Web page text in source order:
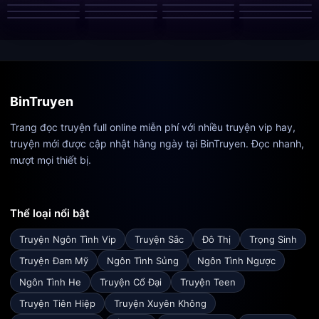
đứa này đến đứa khác, sinh con cho anh liên tục!"
"Dữu Dữu, chậm một chút, cẩn thận đau chân."
Ta
Anh Điên
Trai Của Bạn
Đêm Xuống
BinTruyen
Trang đọc truyện full online miễn phí với nhiều truyện vip hay,
truyện mới được cập nhật hằng ngày tại BinTruyen. Đọc nhanh,
mượt mọi thiết bị.
Thể loại nổi bật
Truyện Ngôn Tình Vip Truyện Sắc Đô Thị
Trọng Sinh
Truyện Đam Mỹ
Ngôn Tình Sủng
Ngôn Tình Ngược
Ngôn Tình He
Truyện Cổ Đại
Truyện Teen
Truyện Tiên Hiệp
Truyện Xuyên Không